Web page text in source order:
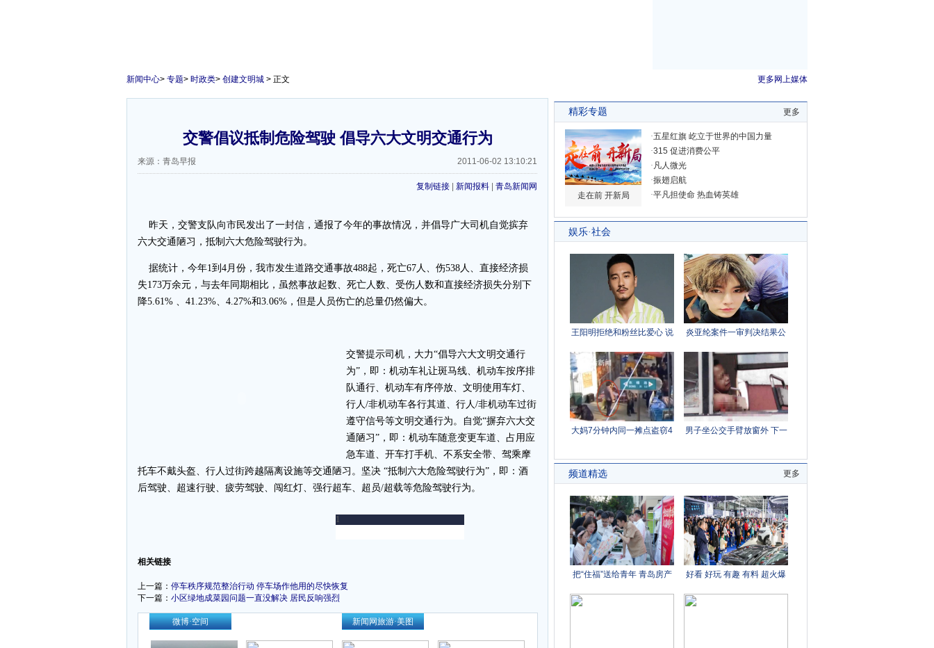
更多网上媒体
新闻中心> 专题> 时政类> 创建文明城 > 正文
交警倡议抵制危险驾驶 倡导六大文明交通行为
来源：青岛早报 2011-06-02 13:10:21
复制链接 新闻报料 青岛新闻网
昨天，交警支队向市民发出了一封信，通报了今年的事故情况，并倡导广大司机自觉摈弃
六大交通陋习，抵制六大危险驾驶行为。
据统计，今年1到4月份，我市发生道路交通事故488起，死亡67人、伤538人、直接经济损
失173万余元，与去年同期相比，虽然事故起数、死亡人数、受伤人数和直接经济损失分别下
降5.61% 、41.23%、4.27%和3.06%，但是人员伤亡的总量仍然偏大。
交警提示司机，大力“倡导六大文明交通行
为”，即：机动车礼让斑马线、机动车按序排
队通行、机动车有序停放、文明使用车灯、
行人/非机动车各行其道、行人/非机动车过街
遵守信号等文明交通行为。自觉“摒弃六大交
通陋习”，即：机动车随意变更车道、占用应
急车道、开车打手机、不系安全带、驾乘摩
托车不戴头盔、行人过街跨越隔离设施等交通陋习。坚决 “抵制六大危险驾驶行为”，即：酒
后驾驶、超速行驶、疲劳驾驶、闯红灯、强行超车、超员/超载等危险驾驶行为。
相关链接
上一篇： 停车秩序规范整治行动 停车场作他用的尽快恢复
下一篇： 小区绿地成菜园问题一直没解决 居民反响强烈